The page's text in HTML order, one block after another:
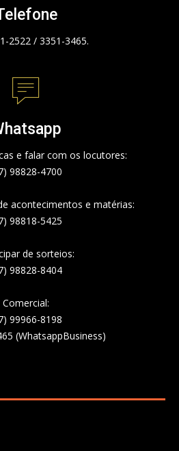
2522 / 3351-3465.
e falar com os locutores:
98828-4700
acontecimentos e matérias:
98818-5425
de sorteios:
98828-8404
Comercial:
99966-8198
(WhatsappBusiness)